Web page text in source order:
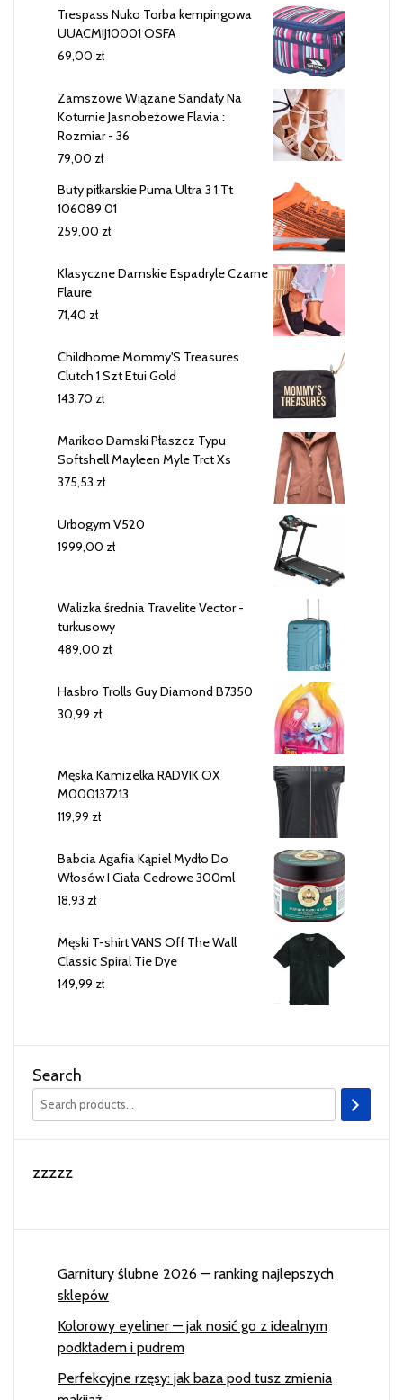
Trespass Nuko Torba kempingowa
UUACMIJ10001 OSFA
69,00 zł
Zamszowe Wiązane Sandały Na
Koturnie Jasnobeżowe Flavia :
Rozmiar - 36
79,00 zł
Buty piłkarskie Puma Ultra 3 1 Tt
106089 01
259,00 zł
Klasyczne Damskie Espadryle Czarne
Flaure
71,40 zł
Childhome Mommy'S Treasures
Clutch 1 Szt Etui Gold
143,70 zł
Marikoo Damski Płaszcz Typu
Softshell Mayleen Myle Trct Xs
375,53 zł
Urbogym V520
1999,00 zł
Walizka średnia Travelite Vector -
turkusowy
489,00 zł
Hasbro Trolls Guy Diamond B7350
30,99 zł
Męska Kamizelka RADVIK OX
M000137213
119,99 zł
Babcia Agafia Kąpiel Mydło Do
Włosów I Ciała Cedrowe 300ml
18,93 zł
Męski T-shirt VANS Off The Wall
Classic Spiral Tie Dye
149,99 zł
Search
zzzzz
Garnitury ślubne 2026 — ranking najlepszych
sklepów
Kolorowy eyeliner — jak nosić go z idealnym
podkładem i pudrem
Perfekcyjne rzęsy: jak baza pod tusz zmienia